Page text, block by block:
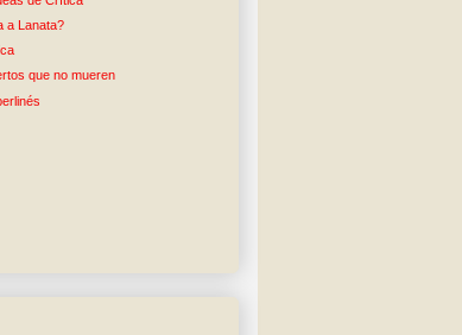
a Lanata?
que no mueren